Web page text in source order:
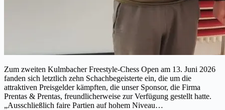
Zum zweiten Kulmbacher Freestyle-Chess Open am 13. Juni 2026
fanden sich letztlich zehn Schachbegeisterte ein, die um die
attraktiven Preisgelder kämpften, die unser Sponsor, die Firma
Prentas & Prentas, freundlicherweise zur Verfügung gestellt hatte.
„Ausschließlich faire Partien auf hohem Niveau…